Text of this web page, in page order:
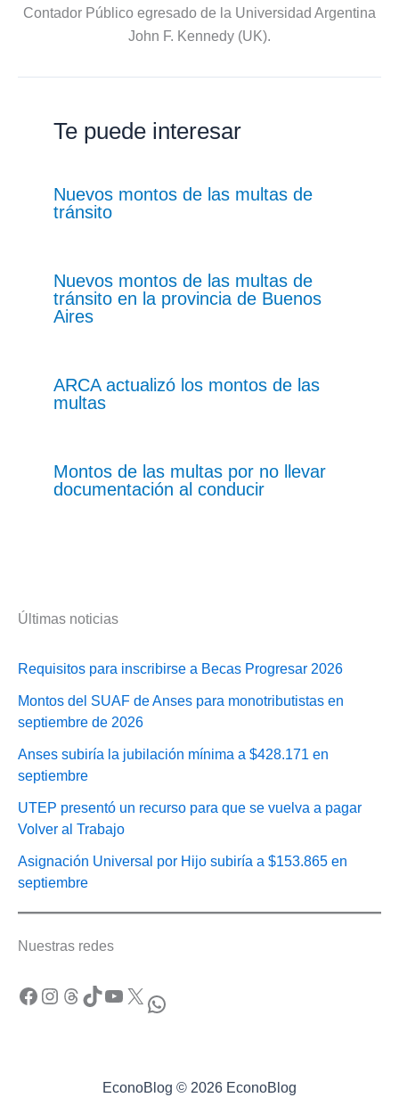
Contador Público egresado de la Universidad Argentina
John F. Kennedy (UK).
Te puede interesar
Nuevos montos de las multas de
tránsito
Nuevos montos de las multas de
tránsito en la provincia de Buenos
Aires
ARCA actualizó los montos de las
multas
Montos de las multas por no llevar
documentación al conducir
Últimas noticias
Requisitos para inscribirse a Becas Progresar 2026
Montos del SUAF de Anses para monotributistas en
septiembre de 2026
Anses subiría la jubilación mínima a $428.171 en
septiembre
UTEP presentó un recurso para que se vuelva a pagar
Volver al Trabajo
Asignación Universal por Hijo subiría a $153.865 en
septiembre
Nuestras redes
Facebook Instagram Threads TikTok YouTube X WhatsApp
EconoBlog © 2026 EconoBlog